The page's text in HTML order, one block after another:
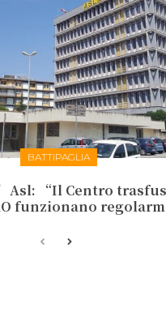
BATTIPAGLIA
“Il Centro
funzionano